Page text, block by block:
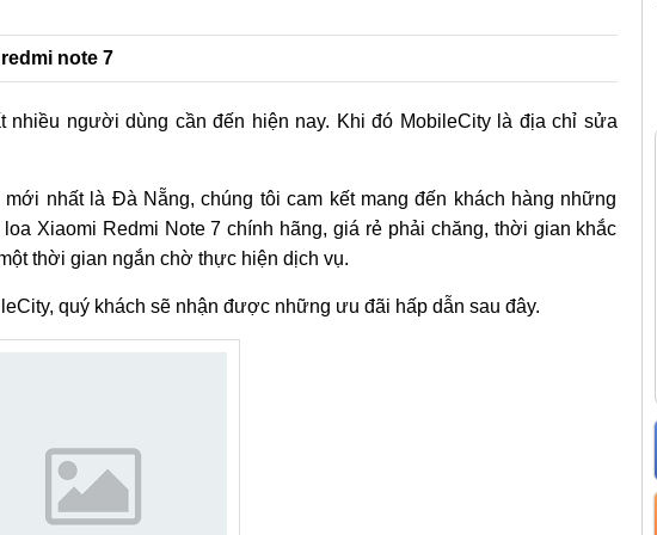
note 7
nhiều người dùng cần đến hiện nay. Khi đó MobileCity là địa chỉ sửa
nhất là Đà Nẵng, chúng tôi cam kết mang đến khách hàng những
Xiaomi Redmi Note 7 chính hãng, giá rẻ phải chăng, thời gian khắc
thời gian ngắn chờ thực hiện dịch vụ.
quý khách sẽ nhận được những ưu đãi hấp dẫn sau đây.